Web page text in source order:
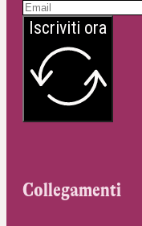
Iscriviti ora
Collegamenti